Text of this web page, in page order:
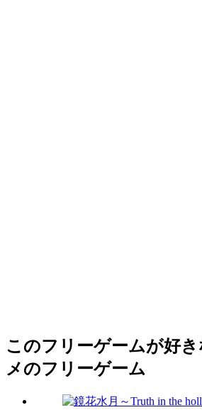
このフリーゲームが好
メのフリーゲーム